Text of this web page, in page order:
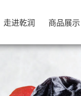
走进乾润
走进乾润
商品展示
商品展示